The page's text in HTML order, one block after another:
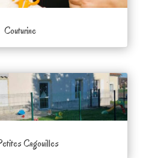
Couturine
Cagouilles